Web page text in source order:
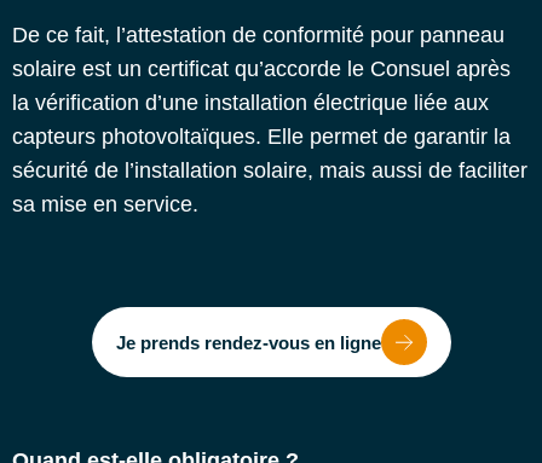
De ce fait, l’attestation de conformité pour panneau
solaire est un certificat qu’accorde le Consuel après
la vérification d’une installation électrique liée aux
capteurs photovoltaïques. Elle permet de garantir la
sécurité de l’installation solaire, mais aussi de faciliter
sa mise en service.
Je prends rendez-vous en ligne